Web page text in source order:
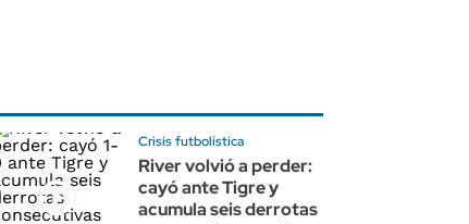
Crisis futbolística
River volvió a perder:
cayó ante Tigre y
acumula seis derrotas